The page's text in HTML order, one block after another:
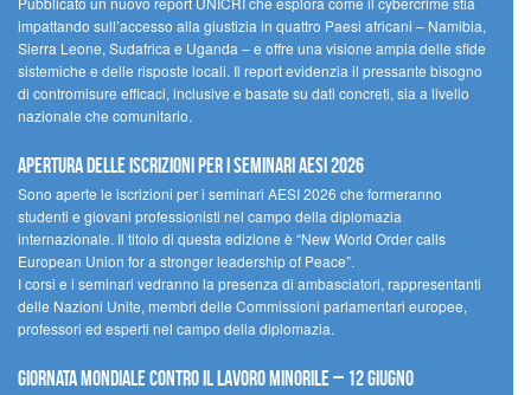
impattando sull’accesso alla giustizia in quattro Paesi africani – Namibia,
Sierra Leone, Sudafrica e Uganda – e offre una visione ampia delle sfide
sistemiche e delle risposte locali. Il report evidenzia il pressante bisogno
di contromisure efficaci, inclusive e basate su dati concreti, sia a livello
nazionale che comunitario.
Apertura delle iscrizioni per i seminari AESI 2026
Sono aperte le iscrizioni per i seminari AESI 2026 che formeranno
studenti e giovani professionisti nel campo della diplomazia
internazionale. Il titolo di questa edizione è “New World Order calls
European Union for a stronger leadership of Peace”.
I corsi e i seminari vedranno la presenza di ambasciatori, rappresentanti
delle Nazioni Unite, membri delle Commissioni parlamentari europee,
professori ed esperti nel campo della diplomazia.
Giornata mondiale contro il lavoro minorile – 12 giugno